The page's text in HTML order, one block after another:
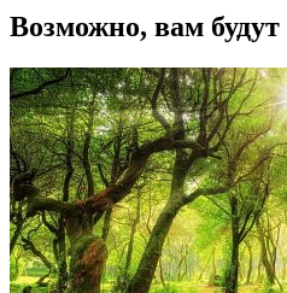
Возможно, вам